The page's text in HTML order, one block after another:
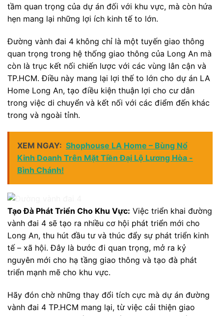
tầm quan trọng của dự án đối với khu vực, mà còn hứa
hẹn mang lại những lợi ích kinh tế to lớn.
Đường vành đai 4 không chỉ là một tuyến giao thông
quan trọng trong hệ thống giao thông của Long An mà
còn là trục kết nối chiến lược với các vùng lân cận và
TP.HCM. Điều này mang lại lợi thế to lớn cho dự án LA
Home Long An, tạo điều kiện thuận lợi cho cư dân
trong việc di chuyển và kết nối với các điểm đến khác
trong và ngoài tỉnh.
XEM NGAY: Shophouse LA Home – Bùng Nổ
Kinh Doanh Trên Mặt Tiền Đại Lộ Lương Hòa -
Bình Chánh!
Tạo Đà Phát Triển Cho Khu Vực: Việc triển khai đường
vành đai 4 sẽ tạo ra nhiều cơ hội phát triển mới cho
Long An, thu hút đầu tư và thúc đẩy sự phát triển kinh
tế – xã hội. Đây là bước đi quan trọng, mở ra kỷ
nguyên mới cho hạ tầng giao thông và tạo đà phát
triển mạnh mẽ cho khu vực.
Hãy đón chờ những thay đổi tích cực mà dự án đường
vành đai 4 TP.HCM mang lại, từ việc cải thiện giao